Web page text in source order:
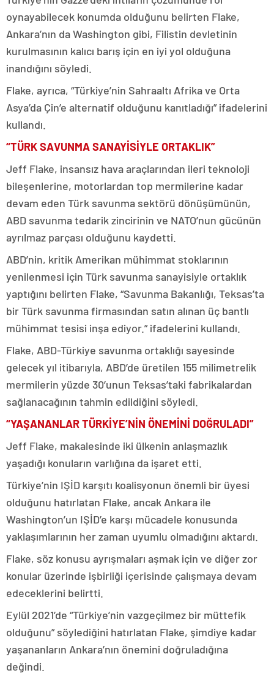
oynayabilecek konumda olduğunu belirten Flake,
Ankara’nın da Washington gibi, Filistin devletinin
kurulmasının kalıcı barış için en iyi yol olduğuna
inandığını söyledi.
Flake, ayrıca, “Türkiye’nin Sahraaltı Afrika ve Orta
Asya’da Çin’e alternatif olduğunu kanıtladığı” ifadelerini
kullandı.
“TÜRK SAVUNMA SANAYİSİYLE ORTAKLIK”
Jeff Flake, insansız hava araçlarından ileri teknoloji
bileşenlerine, motorlardan top mermilerine kadar
devam eden Türk savunma sektörü dönüşümünün,
ABD savunma tedarik zincirinin ve NATO’nun gücünün
ayrılmaz parçası olduğunu kaydetti.
ABD’nin, kritik Amerikan mühimmat stoklarının
yenilenmesi için Türk savunma sanayisiyle ortaklık
yaptığını belirten Flake, “Savunma Bakanlığı, Teksas’ta
bir Türk savunma firmasından satın alınan üç bantlı
mühimmat tesisi inşa ediyor.” ifadelerini kullandı.
Flake, ABD-Türkiye savunma ortaklığı sayesinde
gelecek yıl itibarıyla, ABD’de üretilen 155 milimetrelik
mermilerin yüzde 30’unun Teksas’taki fabrikalardan
sağlanacağının tahmin edildiğini söyledi.
“YAŞANANLAR TÜRKİYE’NİN ÖNEMİNİ DOĞRULADI”
Jeff Flake, makalesinde iki ülkenin anlaşmazlık
yaşadığı konuların varlığına da işaret etti.
Türkiye’nin IŞİD karşıtı koalisyonun önemli bir üyesi
olduğunu hatırlatan Flake, ancak Ankara ile
Washington’un IŞİD’e karşı mücadele konusunda
yaklaşımlarının her zaman uyumlu olmadığını aktardı.
Flake, söz konusu ayrışmaları aşmak için ve diğer zor
konular üzerinde işbirliği içerisinde çalışmaya devam
edeceklerini belirtti.
Eylül 2021’de “Türkiye’nin vazgeçilmez bir müttefik
olduğunu” söylediğini hatırlatan Flake, şimdiye kadar
yaşananların Ankara’nın önemini doğruladığına
değindi.